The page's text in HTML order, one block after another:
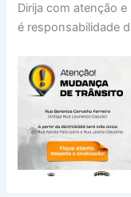
Dirija com atenção
é responsabilidade